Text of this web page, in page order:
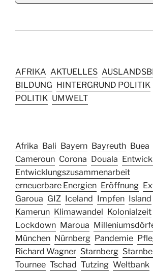
AFRIKA AKTUELLES
BILDUNG HINTERGRUND POLITIK
POLITIK UMWELT
Afrika Bali Bayern Bayreuth Buea
Cameroun Corona Douala
Entwicklungszusammenarbeit
erneuerbare Energien Eröffnung
Garoua GIZ Iceland Impfen Island
Kamerun Klimawandel Kolonialzeit
Lockdown Maroua
München Nürnberg Pandemie
Richard Wagner Starnberg
Tournee Tschad Tutzing Weltbank